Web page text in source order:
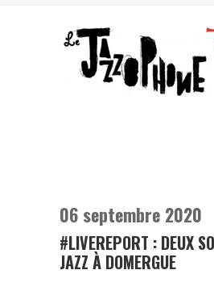
06 septembre 2020
#LIVEREPORT : DEUX
JAZZ À DOMERGUE